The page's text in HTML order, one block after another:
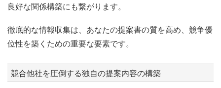
良好な関係構築にも繋がります。
徹底的な情報収集は、あなたの提案書の質を高め、競争優
位性を築くための重要な要素です。
競合他社を圧倒する独自の提案内容の構築